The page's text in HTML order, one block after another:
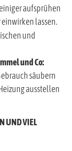
aufsprühen
lassen.
und
und Co:
säubern
ausstellen
UND VIEL